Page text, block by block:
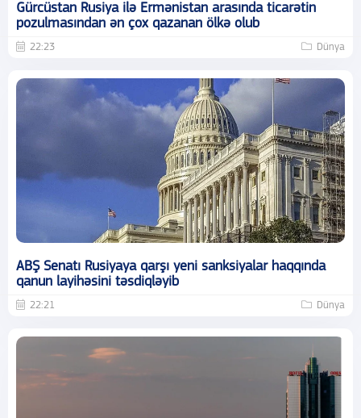
Gürcüstan Rusiya ilə Ermənistan arasında ticarətin
pozulmasından ən çox qazanan ölkə olub
22:23 Dünya
ABŞ Senatı Rusiyaya qarşı yeni sanksiyalar haqqında
qanun layihəsini təsdiqləyib
22:21 Dünya